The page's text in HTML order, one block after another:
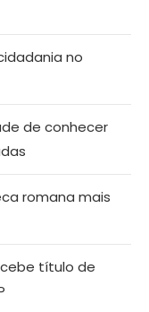
no
de conhecer
romana mais
título de